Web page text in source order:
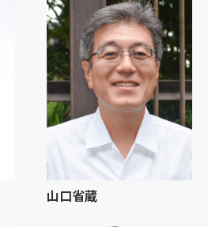
山口省蔵